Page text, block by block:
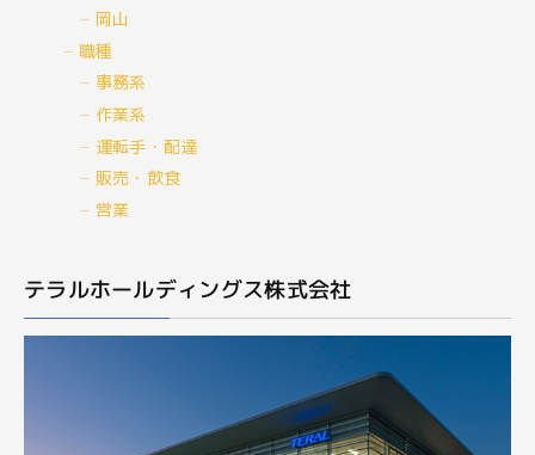
岡山
職種
事務系
作業系
運転手・配達
販売・飲食
営業
テラルホールディングス株式会社